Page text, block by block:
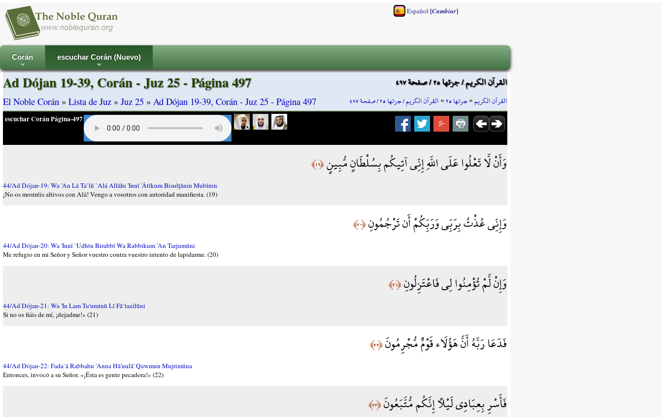
Español [Cambiar]
+
Corán
+
escuchar Corán (Nuevo)
القرآن الكريم / جزئها ٢٥ / صفحة ٤٩٧
القرآن الكريم»جزئها ٢٥ »القرآن الكريم / جزئها ٢٥ / صفحة ٤٩٧
Ad Dójan 19-39, Corán - Juz 25 - Página 497
El Noble Corán » Lista de Juz » Juz 25 » Ad Dójan 19-39, Corán - Juz 25 - Página 497
escuchar Corán Página-497
وَأَنْ لَّا تَعْلُوا عَلَى اللَّهِ إِنِّي آتِيكُم بِسُلْطَانٍ مُّبِينٍ﴿١٩﴾
44/Ad Dójan-19: Wa 'An Lā Ta`lū `Alá Allāhi 'Innī 'Ātīkum Bisulţānin Mubīnin
¡No os mostréis altivos con Alá! Vengo a vosotros con autoridad manifiesta. (19)
وَإِنِّي عُذْتُ بِرَبِّي وَرَبِّكُمْ أَن تَرْجُمُونِ﴿٢٠﴾
44/Ad Dójan-20: Wa 'Innī `Udhtu Birabbī Wa Rabbikum 'An Tarjumūni
Me refugio en mi Señor y Señor vuestro contra vuestro intento de lapidarme. (20)
وَإِنْ لَّمْ تُؤْمِنُوا لِي فَاعْتَزِلُونِ﴿٢١﴾
44/Ad Dójan-21: Wa 'In Lam Tu'uminū Lī Fā`tazilūni
Si no os fiáis de mí, ¡dejadme!» (21)
فَدَعَا رَبَّهُ أَنَّ هَؤُلَاء قَوْمٌ مُّجْرِمُونَ﴿٢٢﴾
44/Ad Dójan-22: Fada`ā Rabbahu 'Anna Hā'uulā' Qawmun Mujrimūna
Entonces, invocó a su Señor. «¡Ésta es gente pecadora!» (22)
فَأَسْرِ بِعِبَادِي لَيْلًا إِنَّكُم مُّتَّبَعُونَ﴿٢٣﴾